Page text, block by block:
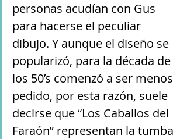
personas acudían con Gus
para hacerse el peculiar
dibujo. Y aunque el diseño se
popularizó, para la década de
los 50’s comenzó a ser menos
pedido, por esta razón, suele
decirse que “Los Caballos del
Faraón” representan la tumba